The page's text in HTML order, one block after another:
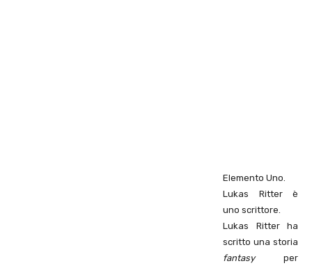
Elemento Uno.
Lukas Ritter è
uno scrittore.
Lukas Ritter ha
scritto una storia
fantasy per